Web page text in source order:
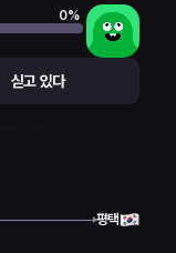
0%
싣고 있다
평택